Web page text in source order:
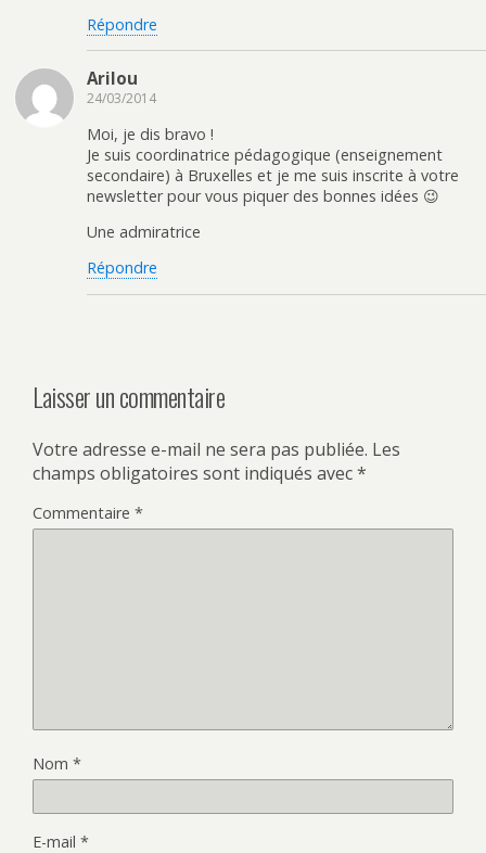
Répondre
Arilou
24/03/2014
Moi, je dis bravo !
Je suis coordinatrice pédagogique (enseignement
secondaire) à Bruxelles et je me suis inscrite à votre
newsletter pour vous piquer des bonnes idées 😉
Une admiratrice
Répondre
Laisser un commentaire
Votre adresse e-mail ne sera pas publiée. Les
champs obligatoires sont indiqués avec*
Commentaire *
Nom *
E-mail *